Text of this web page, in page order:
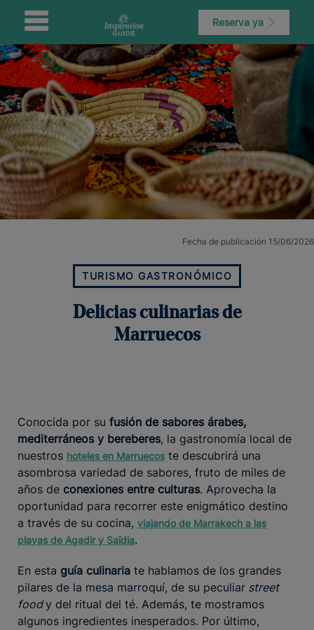
Reserva ya
Fecha de publicación 15/06/2026
TURISMO GASTRONÓMICO
Delicias culinarias de
Marruecos
Conocida por su fusión de sabores árabes,
mediterráneos y bereberes, la gastronomía local de
nuestros hoteles en Marruecos te descubrirá una
asombrosa variedad de sabores, fruto de miles de
años de conexiones entre culturas. Aprovecha la
oportunidad para recorrer este enigmático destino
a través de su cocina, viajando de Marrakech a las
playas de Agadir y Saïdia.
En esta guía culinaria te hablamos de los grandes
pilares de la mesa marroquí, de su peculiar street
foody del ritual del té. Además, te mostramos
algunos ingredientes inesperados. Por último,